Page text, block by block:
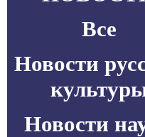
Все
Новости
Новости